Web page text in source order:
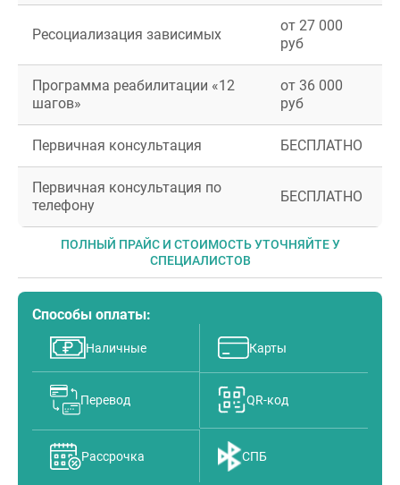
Ресоциализация зависимых
от 27 000
руб
Программа реабилитации «12
шагов»
от 36 000
руб
Первичная консультация БЕСПЛАТНО
Первичная консультация по
телефону
БЕСПЛАТНО
ПОЛНЫЙ ПРАЙС И СТОИМОСТЬ УТОЧНЯЙТЕ У
СПЕЦИАЛИСТОВ
Способы оплаты:
Наличные Карты
Перевод QR-код
Рассрочка СПБ